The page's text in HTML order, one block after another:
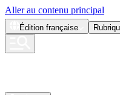
Aller au contenu principal
Édition française